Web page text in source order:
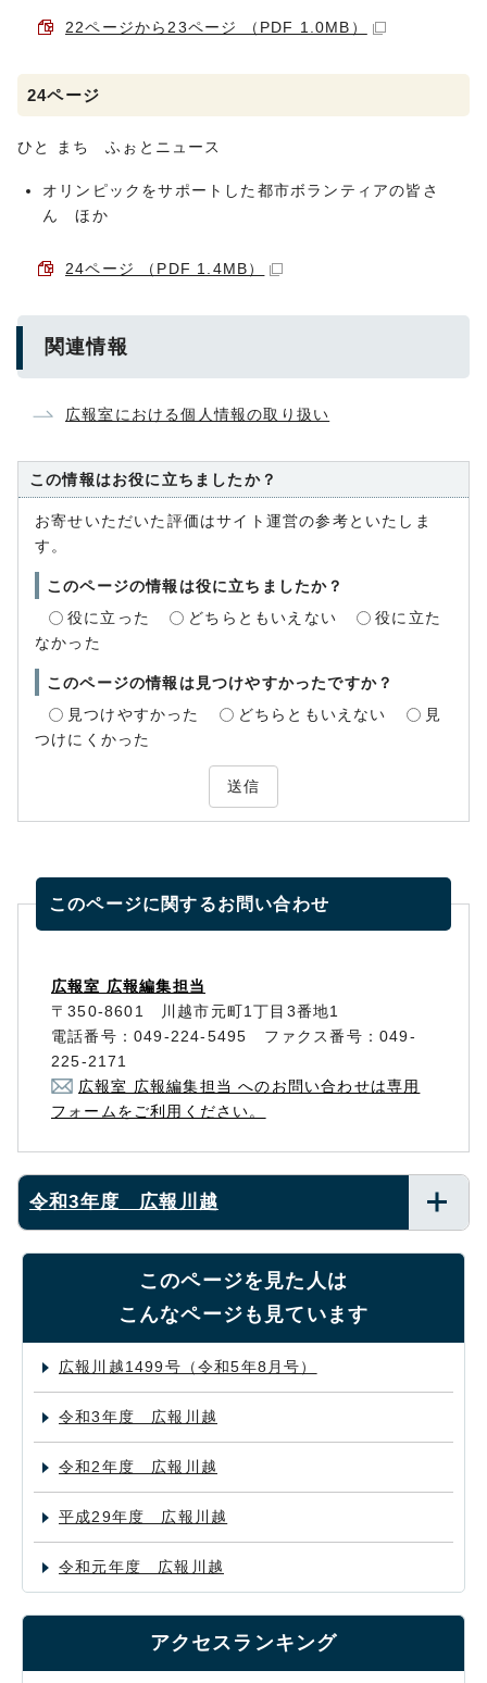
22ページから23ページ （PDF 1.0MB）
24ページ
ひと まち ふぉとニュース
オリンピックをサポートした都市ボランティアの皆さ
ん ほか
24ページ （PDF 1.4MB）
関連情報
広報室における個人情報の取り扱い
この情報はお役に立ちましたか？
お寄せいただいた評価はサイト運営の参考といたしま
す。
このページの情報は役に立ちましたか？
役に立った
どちらともいえない
役に立た
なかった
このページの情報は見つけやすかったですか？
見つけやすかった
どちらともいえない
見
つけにくかった
送信
このページに関するお問い合わせ
広報室 広報編集担当
〒350-8601 川越市元町1丁目3番地1
電話番号：049-224-5495 ファクス番号：049-
225-2171
広報室 広報編集担当 へのお問い合わせは専用
フォームをご利用ください。
令和3年度 広報川越
このページを見た人は
こんなページも見ています
広報川越1499号（令和5年8月号）
令和3年度 広報川越
令和2年度 広報川越
平成29年度 広報川越
令和元年度 広報川越
アクセスランキング